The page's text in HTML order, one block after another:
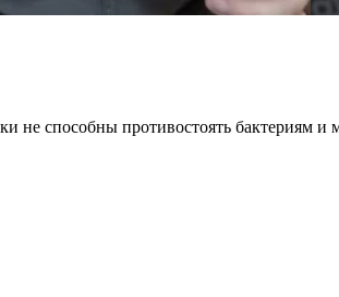
не способны противостоять бактериям